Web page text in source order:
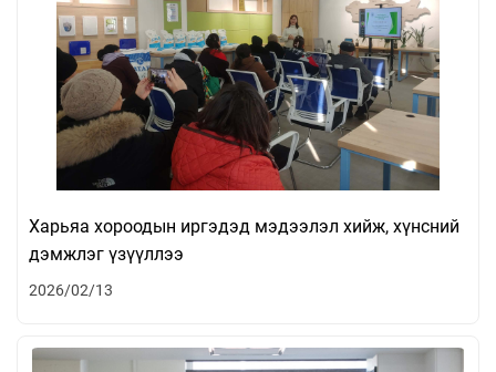
Харьяа хороодын иргэдэд мэдээлэл хийж, хүнсний
дэмжлэг үзүүллээ
2026/02/13